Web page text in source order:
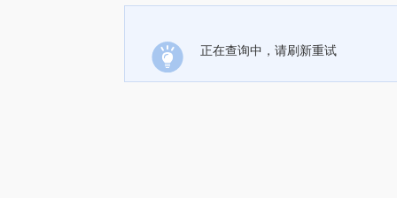
正在查询中，请刷新重试